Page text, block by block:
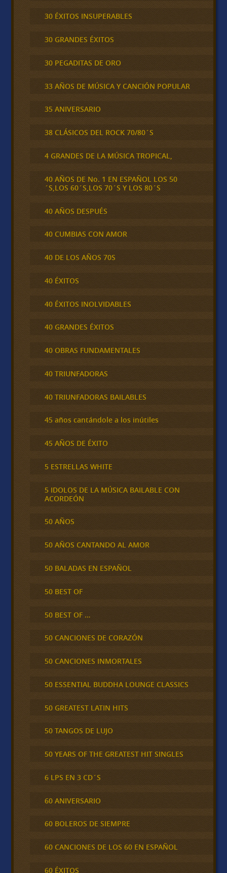
30 ÉXITOS INSUPERABLES
30 GRANDES ÉXITOS
30 PEGADITAS DE ORO
33 AÑOS DE MÚSICA Y CANCIÓN POPULAR
35 ANIVERSARIO
38 CLÁSICOS DEL ROCK 70/80´S
4 GRANDES DE LA MÚSICA TROPICAL,
40 AÑOS DE No. 1 EN ESPAÑOL LOS 50
´S,LOS 60´S,LOS 70´S Y LOS 80´S
40 AÑOS DESPUÉS
40 CUMBIAS CON AMOR
40 DE LOS AÑOS 70S
40 ÉXITOS
40 ÉXITOS INOLVIDABLES
40 GRANDES ÉXITOS
40 OBRAS FUNDAMENTALES
40 TRIUNFADORAS
40 TRIUNFADORAS BAILABLES
45 años cantándole a los inútiles
45 AÑOS DE ÉXITO
5 ESTRELLAS WHITE
5 IDOLOS DE LA MÚSICA BAILABLE CON
ACORDEÓN
50 AÑOS
50 AÑOS CANTANDO AL AMOR
50 BALADAS EN ESPAÑOL
50 BEST OF
50 BEST OF …
50 CANCIONES DE CORAZÓN
50 CANCIONES INMORTALES
50 ESSENTIAL BUDDHA LOUNGE CLASSICS
50 GREATEST LATIN HITS
50 TANGOS DE LUJO
50 YEARS OF THE GREATEST HIT SINGLES
6 LPS EN 3 CD´S
60 ANIVERSARIO
60 BOLEROS DE SIEMPRE
60 CANCIONES DE LOS 60 EN ESPAÑOL
60 ÉXITOS